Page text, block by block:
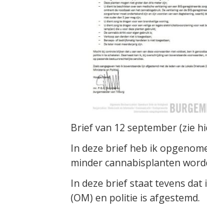
Brief van 12 september (zie
In deze brief heb ik
minder cannabisplanten
In deze brief staat tevens
(OM) en politie is afgestemd.